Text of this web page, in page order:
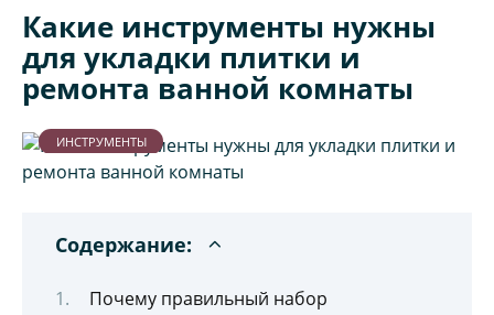
Какие инструменты нужны
для укладки плитки и
ремонта ванной комнаты
ИНСТРУМЕНТЫ
Содержание:
Почему правильный набор